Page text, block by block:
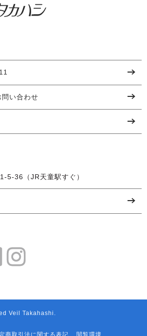
問い合わせ
5-36（JR天童駅すぐ）
Veil Takahashi.
商取引法に関する表記 閲覧環境